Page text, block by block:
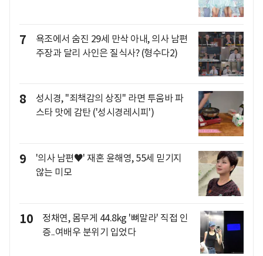
7
욕조에서 숨진 29세 만삭 아내, 의사 남편
주장과 달리 사인은 질식사? (형수다2)
8
성시경, "죄책감의 상징" 라면 투움바 파
스타 맛에 감탄 ('성시경레시피')
9
'의사 남편♥' 재혼 윤해영, 55세 믿기지
않는 미모
10
정채연, 몸무게 44.8kg '뼈말라' 직접 인
증..여배우 분위기 입었다